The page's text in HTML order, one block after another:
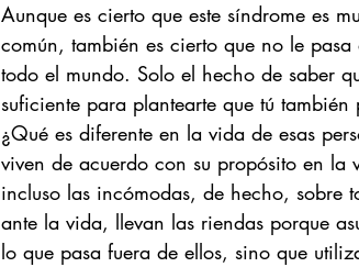
Aunque es cierto que este síndrome es
común, también es cierto que no le pasa
todo el mundo. Solo el hecho de saber
suficiente para plantearte que tú también
¿Qué es diferente en la vida de esas
viven de acuerdo con su propósito en la
incluso las incómodas, de hecho, sobre
ante la vida, llevan las riendas porque
lo que pasa fuera de ellos, sino que